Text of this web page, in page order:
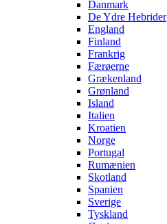
Danmark
De Ydre Hebrider
England
Finland
Frankrig
Færøerne
Grækenland
Grønland
Island
Italien
Kroatien
Norge
Portugal
Rumænien
Skotland
Spanien
Sverige
Tyskland